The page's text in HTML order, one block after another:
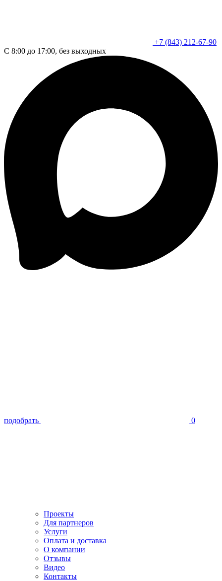
+7 (843) 212-67-90
С 8:00 до 17:00, без выходных
подобрать 0
Проекты
Для партнеров
Услуги
Оплата и доставка
О компании
Отзывы
Видео
Контакты